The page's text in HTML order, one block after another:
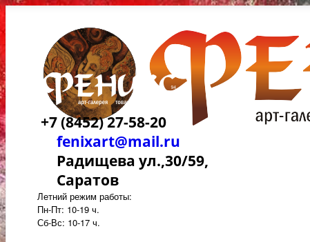
+7 (8452) 27-58-20
fenixart@mail.ru
Радищева ул.,30/59,
Саратов
Летний режим работы:
Пн-Пт: 10-19 ч.
Сб-Вс: 10-17 ч.